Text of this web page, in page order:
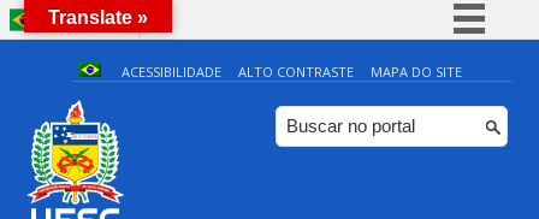
BRASIL
Simplifique!
Comunica BR
Participe
ACESSIBILIDADE ALTO CONTRASTE MAPA DO SITE
Translate »